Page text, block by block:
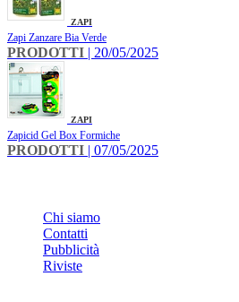
ZAPI
Zapi Zanzare Bia Verde
PRODOTTI | 20/05/2025
ZAPI
Zapicid Gel Box Formiche
PRODOTTI | 07/05/2025
Chi siamo
Contatti
Pubblicità
Riviste